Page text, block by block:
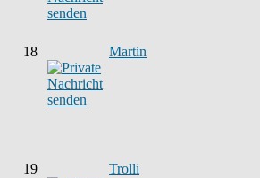
18 Martin
19 Trolli